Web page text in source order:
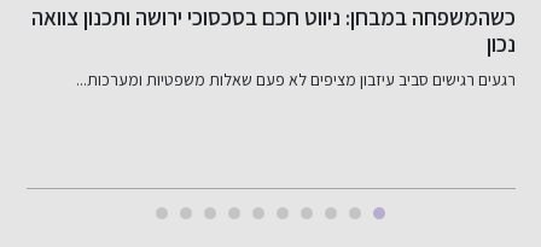
כשהמשפחה במבחן: ניווט חכם בסכסוכי ירושה ותכנון צוואה
נכון
רגעים רגישים סביב עיזבון מציפים לא פעם שאלות משפטיות ומערכות...